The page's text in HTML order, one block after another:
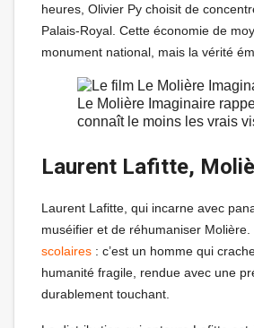
heures, Olivier Py choisit de
Palais-Royal. Cette économie de
monument national, mais la vérité
Le Molière Imaginaire
connaît le moins les vrais
Laurent Lafitte,
Laurent Lafitte, qui incarne avec
muséifier et de réhumaniser
scolaires : c’est un homme qui
humanité fragile, rendue avec une
durablement touchant.